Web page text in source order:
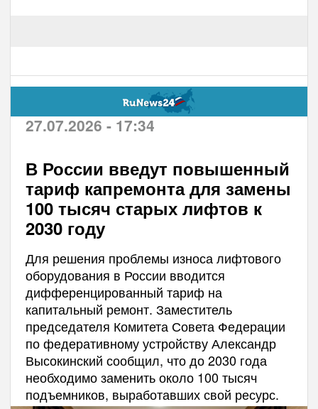
27.07.2026 - 17:34
В России введут повышенный
тариф капремонта для замены
100 тысяч старых лифтов к
2030 году
Для решения проблемы износа лифтового
оборудования в России вводится
дифференцированный тариф на
капитальный ремонт. Заместитель
председателя Комитета Совета Федерации
по федеративному устройству Александр
Высокинский сообщил, что до 2030 года
необходимо заменить около 100 тысяч
подъемников, выработавших свой ресурс.